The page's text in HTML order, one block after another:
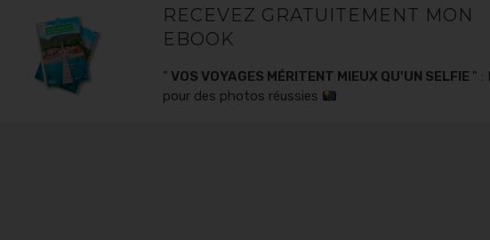
RECEVEZ GRATUITEMENT MON
EBOOK
" VOS VOYAGES MÉRITENT MIEUX QU'UN SELFIE " :
pour des photos réussies